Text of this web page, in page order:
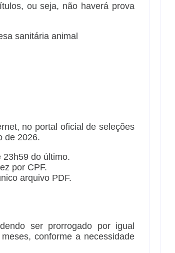
ou seja, não haverá prova
sanitária animal
no portal oficial de seleções
de 2026.
23h59 do último.
por CPF.
arquivo PDF.
ser prorrogado por igual
conforme a necessidade